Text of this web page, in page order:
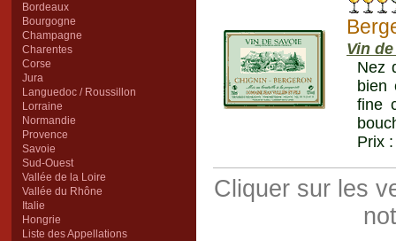
Bordeaux
Bourgogne
Champagne
Charentes
Corse
Jura
Languedoc / Roussillon
Lorraine
Normandie
Provence
Savoie
Sud-Ouest
Vallée de la Loire
Vallée du Rhône
Italie
Hongrie
Liste des Appellations
Vin
Nez
bien
fine
Prix
Cliquer sur les